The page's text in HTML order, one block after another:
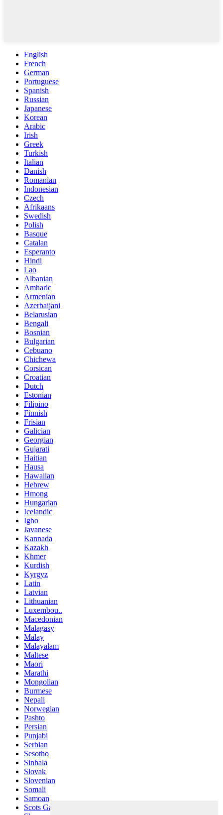
English
French
German
Portuguese
Spanish
Russian
Japanese
Korean
Arabic
Irish
Greek
Turkish
Italian
Danish
Romanian
Indonesian
Czech
Afrikaans
Swedish
Polish
Basque
Catalan
Esperanto
Hindi
Lao
Albanian
Amharic
Armenian
Azerbaijani
Belarusian
Bengali
Bosnian
Bulgarian
Cebuano
Chichewa
Corsican
Croatian
Dutch
Estonian
Filipino
Finnish
Frisian
Galician
Georgian
Gujarati
Haitian
Hausa
Hawaiian
Hebrew
Hmong
Hungarian
Icelandic
Igbo
Javanese
Kannada
Kazakh
Khmer
Kurdish
Kyrgyz
Latin
Latvian
Lithuanian
Luxembou..
Macedonian
Malagasy
Malay
Malayalam
Maltese
Maori
Marathi
Mongolian
Burmese
Nepali
Norwegian
Pashto
Persian
Punjabi
Serbian
Sesotho
Sinhala
Slovak
Slovenian
Somali
Samoan
Scots Gaelic